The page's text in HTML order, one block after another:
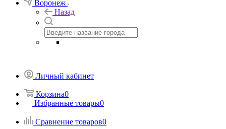
Воронеж
Назад
Личный кабинет
Корзина0
Избранные товары0
Сравнение товаров0